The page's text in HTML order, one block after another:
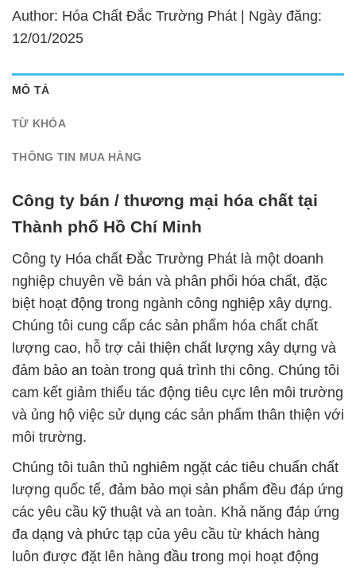
Author: Hóa Chất Đắc Trường Phát | Ngày đăng:
12/01/2025
MÔ TẢ
TỪ KHÓA
THÔNG TIN MUA HÀNG
Công ty bán / thương mại hóa chất tại
Thành phố Hồ Chí Minh
Công ty Hóa chất Đắc Trường Phát là một doanh
nghiệp chuyên về bán và phân phối hóa chất, đặc
biệt hoạt động trong ngành công nghiệp xây dựng.
Chúng tôi cung cấp các sản phẩm hóa chất chất
lượng cao, hỗ trợ cải thiện chất lượng xây dựng và
đảm bảo an toàn trong quá trình thi công. Chúng tôi
cam kết giảm thiểu tác động tiêu cực lên môi trường
và ủng hộ việc sử dụng các sản phẩm thân thiện với
môi trường.
Chúng tôi tuân thủ nghiêm ngặt các tiêu chuẩn chất
lượng quốc tế, đảm bảo mọi sản phẩm đều đáp ứng
các yêu cầu kỹ thuật và an toàn. Khả năng đáp ứng
đa dạng và phức tạp của yêu cầu từ khách hàng
luôn được đặt lên hàng đầu trong mọi hoạt động